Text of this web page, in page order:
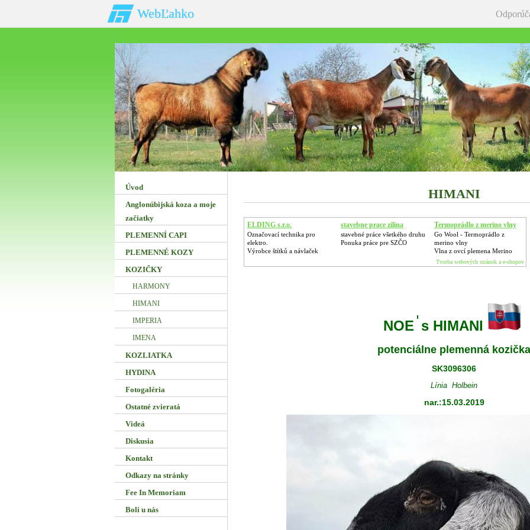
WebĽahko
HIMANI
ELDING s.r.o.
Označovací technika pro
elektro.
Výrobce štítků a návlaček
stavebne prace zilina
stavebné práce všetkého druhu
Ponuka práce pre SZČO
Termoprádlo z merino vlny
Go Wool - Termoprádlo z
merino vlny
Vlna z ovcí plemena Merino
Tvorba webových stránok a e-shopov
NOE ˈ s HIMANI
potenciálne plemenná kozička
SK3096306
Línia Holbein
nar.:15.03.2019
Úvod
Anglonúbijská koza a moje
začiatky
PLEMENNÍ CAPI
PLEMENNÉ KOZY
KOZIČKY
HARMONY
HIMANI
IMPERIA
IMENA
KOZLIATKA
HYDINA
Fotogaléria
Ostatné zvieratá
Videá
Diskusia
Kontakt
Odkazy na stránky
Fee In Memoriam
Boli u nás